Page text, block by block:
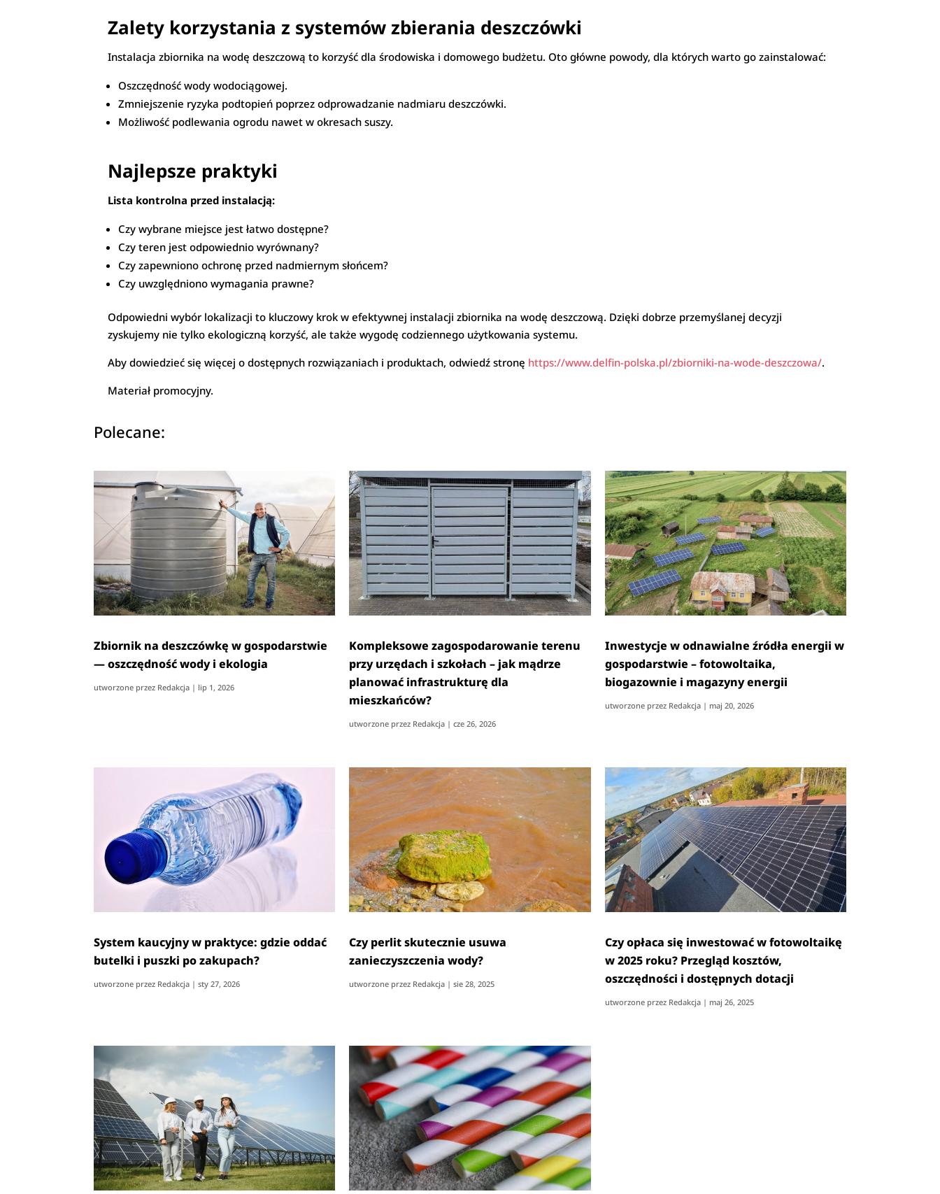
Zalety korzystania z systemów zbierania deszczówki
Instalacja zbiornika na wodę deszczową to korzyść dla środowiska i domowego budżetu. Oto główne powody, dla których warto go zainstalować:
Oszczędność wody wodociągowej.
Zmniejszenie ryzyka podtopień poprzez odprowadzanie nadmiaru deszczówki.
Możliwość podlewania ogrodu nawet w okresach suszy.
Najlepsze praktyki
Lista kontrolna przed instalacją:
Czy wybrane miejsce jest łatwo dostępne?
Czy teren jest odpowiednio wyrównany?
Czy zapewniono ochronę przed nadmiernym słońcem?
Czy uwzględniono wymagania prawne?
Odpowiedni wybór lokalizacji to kluczowy krok w efektywnej instalacji zbiornika na wodę deszczową. Dzięki dobrze przemyślanej decyzji
zyskujemy nie tylko ekologiczną korzyść, ale także wygodę codziennego użytkowania systemu.
Aby dowiedzieć się więcej o dostępnych rozwiązaniach i produktach, odwiedź stronę https://www.delfin-polska.pl/zbiorniki-na-wode-deszczowa/.
Materiał promocyjny.
Polecane:
Zbiornik na deszczówkę w gospodarstwie
— oszczędność wody i ekologia
utworzone przez Redakcja | lip 1, 2026
Kompleksowe zagospodarowanie terenu
przy urzędach i szkołach – jak mądrze
planować infrastrukturę dla
mieszkańców?
utworzone przez Redakcja |cze 26, 2026
Inwestycje w odnawialne źródła energii w
gospodarstwie – fotowoltaika,
biogazownie i magazyny energii
utworzone przez Redakcja| maj 20, 2026
System kaucyjny w praktyce: gdzie oddać
butelki i puszki po zakupach?
utworzone przez Redakcja |sty 27, 2026
Czy perlit skutecznie usuwa
zanieczyszczenia wody?
utworzone przez Redakcja |sie 28, 2025
Czy opłaca się inwestować w fotowoltaikę
w 2025 roku? Przegląd kosztów,
oszczędności i dostępnych dotacji
utworzone przez Redakcja| maj 26, 2025